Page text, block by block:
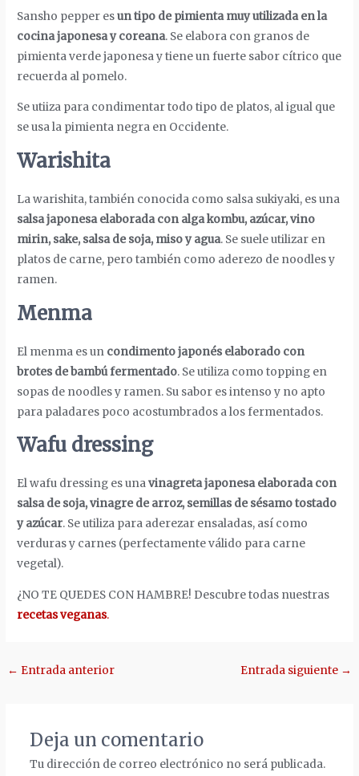
Sansho pepper esun tipo de pimienta muy utilizada en la
cocina japonesa y coreana. Se elabora con granos de
pimienta verde japonesa y tiene un fuerte sabor cítrico que
recuerda al pomelo.
Se utiiza para condimentar todo tipo de platos, al igual que
se usa la pimienta negra en Occidente.
Warishita
La warishita, también conocida como salsa sukiyaki, es una
salsa japonesa elaborada con alga kombu, azúcar, vino
mirin, sake, salsa de soja, miso y agua. Se suele utilizar en
platos de carne, pero también como aderezo de noodles y
ramen.
Menma
El menma es un condimento japonés elaborado con
brotes de bambú fermentado. Se utiliza como topping en
sopas de noodles y ramen. Su sabor es intenso y no apto
para paladares poco acostumbrados a los fermentados.
Wafu dressing
El wafu dressing es unavinagreta japonesa elaborada con
salsa de soja, vinagre de arroz, semillas de sésamo tostado
y azúcar. Se utiliza para aderezar ensaladas, así como
verduras y carnes (perfectamente válido para carne
vegetal).
¿NO TE QUEDES CON HAMBRE! Descubre todas nuestras
recetas veganas.
Navegación
← Entrada anterior Entrada siguiente →
Deja un comentario
Tu dirección de correo electrónico no será publicada.